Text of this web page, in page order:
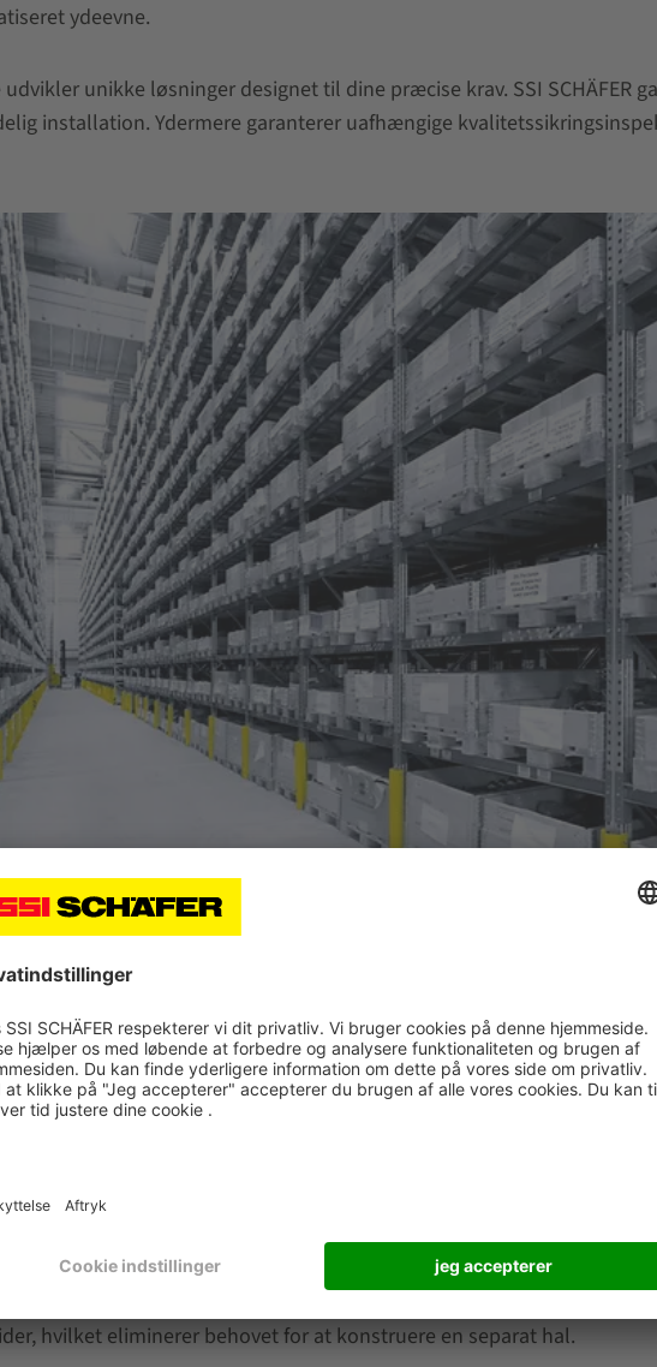
ydeevne.
unikke løsninger designet til dine præcise krav. SSI SCHÄFER
installation. Ydermere garanterer uafhængige
Der er et stort spektrum af blandede konfigurationer mellem
mellem lagersystemer installeret i en hal (in-house) eller
hvilket eliminerer behovet for at konstruere en separat hal.